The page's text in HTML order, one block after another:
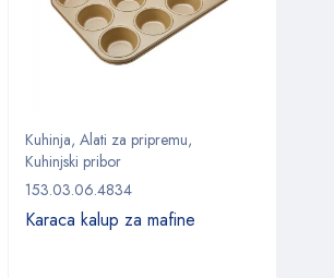
Kuhinja, Alati za pripremu,
Kuhinjski pribor
153.03.06.4834
Karaca kalup za mafine